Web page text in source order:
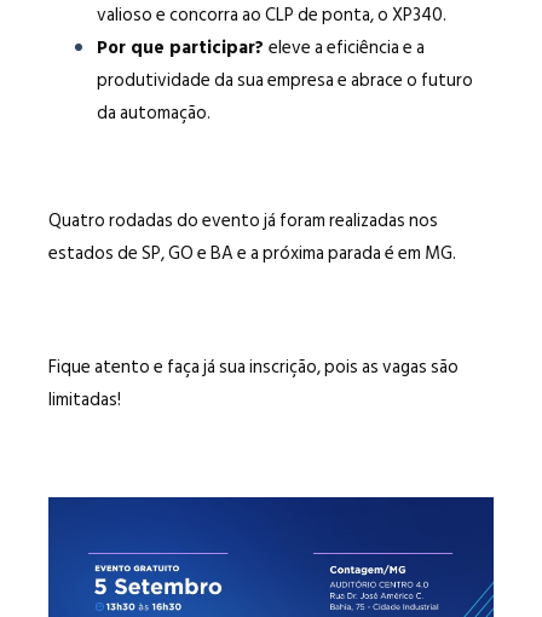
valioso e concorra ao CLP de ponta, o XP340.
Por que participar? eleve a eficiência e a
produtividade da sua empresa e abrace o futuro
da automação.
Quatro rodadas do evento já foram realizadas nos
estados de SP, GO e BA e a próxima parada é em MG.
Fique atento e faça já sua inscrição, pois as vagas são
limitadas!